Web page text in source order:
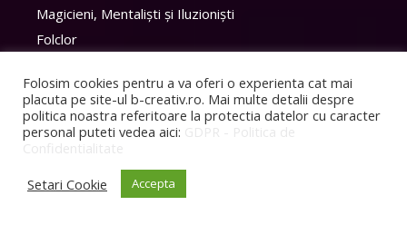
Magicieni, Mentaliști și Iluzioniști
Folclor
Muzică Sârbească
Muzică folk
Artisti & Genuri
Folosim cookies pentru a va oferi o experienta cat mai
placuta pe site-ul b-creativ.ro. Mai multe detalii despre
politica noastra referitoare la protectia datelor cu caracter
personal puteti vedea aici:
Setari Cookie
Accepta